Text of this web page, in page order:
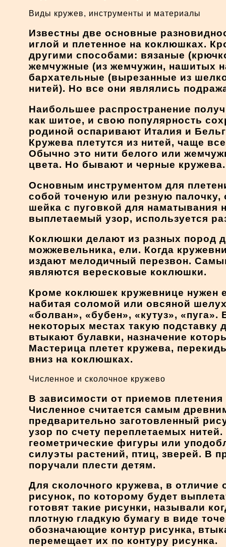
Виды кружев, инструменты и материалы
Известны две основные
иглой и плетенное на коклюшках.
другими способами: вязаные
жемчужные (из жемчужин, нашитых
бархательные (вырезанные из
нитей). Но все они являлись
Наибольшее распространение
как шитое, и свою популярность
родиной оспаривают Италия и
Кружева плетутся из нитей, чаще
Обычно это нити белого или
цвета. Но бывают и черные
Основным инструментом для
собой точеную или резную
шейка с пуговкой для наматывания
выплетаемый узор, используется
Коклюшки делают из разных пород
можжевельника, ели. Когда
издают мелодичный перезвон.
являются вересковые коклюшки.
Кроме коклюшек кружевнице нужен
набитая соломой или овсяной
«болван», «бубен», «кутуз»,
некоторых местах такую
втыкают булавки, назначение
Мастерица плетет кружева,
вниз на коклюшках.
Численное и сколочное кружево
В зависимости от приемов
Численное считается самым
предварительно заготовленный
узор по счету переплетаемых
геометрические фигуры или
силуэты растений, птиц, зверей. В
поручали плести детям.
Для сколочного кружева, в отличие
рисунок, по которому будет
готовят такие рисунки, называли
плотную гладкую бумагу в виде
обозначающие контур рисунка,
перемещает их по контуру рисунка.